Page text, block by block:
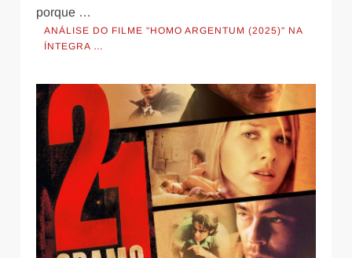
porque …
ANÁLISE DO FILME "HOMO ARGENTUM (2025)" NA
ÍNTEGRA …